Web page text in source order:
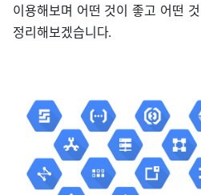
이용해보며 어떤 것이 좋고 어떤
정리해보겠습니다.